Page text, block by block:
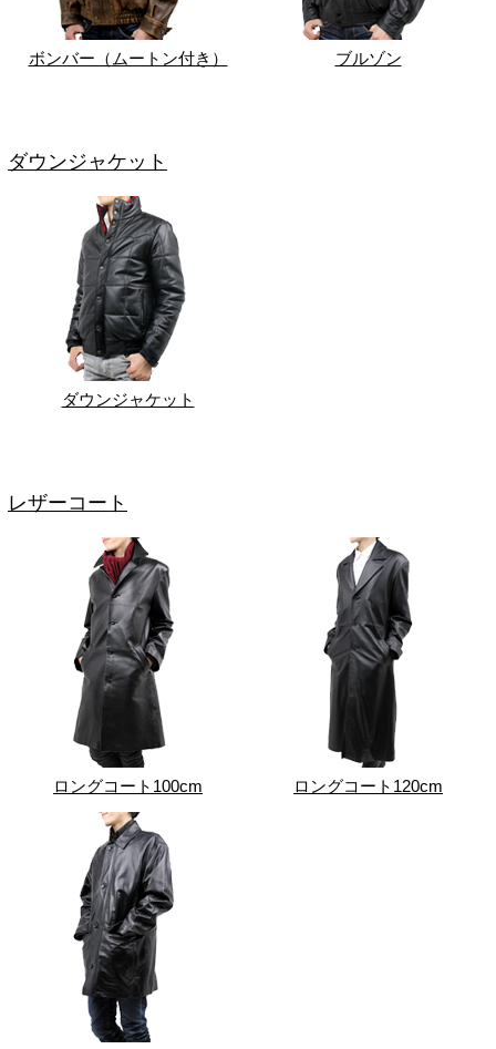
ボンバー（ムートン付き） ブルゾン
ダウンジャケット
ダウンジャケット
レザーコート
ロングコート100cm ロングコート120cm